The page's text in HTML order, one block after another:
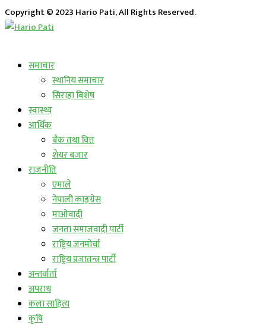
Copyright © 2023 Hario Pati, All Rights Reserved.
समाचार
स्थानिय समाचार
सिराहा बिशेष
स्वास्थ्य
आर्थिक
बैंक तथा वित्त
शेयर बजार
राजनीति
एमाले
नेपाली काङ्ग्रेस
माओवादी
जनता समाजवादी पार्टी
राष्ट्रिय जनमोर्चा
राष्ट्रिय प्रजातन्त्र पार्टी
अन्तर्वार्ता
अपराध
कला साहित्य
कृषि